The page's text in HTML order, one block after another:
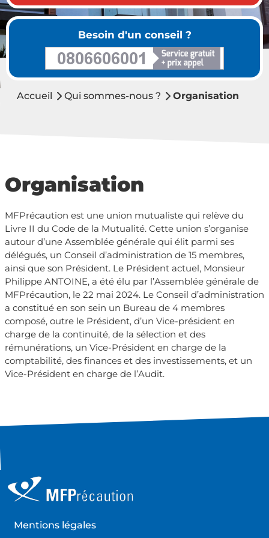
Besoin d'un conseil ?
Accueil Qui sommes-nous ? Organisation
Organisation
MFPrécaution est une union mutualiste qui relève du
Livre II du Code de la Mutualité. Cette union s’organise
autour d’une Assemblée générale qui élit parmi ses
délégués, un Conseil d’administration de 15 membres,
ainsi que son Président. Le Président actuel, Monsieur
Philippe ANTOINE, a été élu par l’Assemblée générale de
MFPrécaution, le 22 mai 2024. Le Conseil d’administration
a constitué en son sein un Bureau de 4 membres
composé, outre le Président, d’un Vice-président en
charge de la continuité, de la sélection et des
rémunérations, un Vice-Président en charge de la
comptabilité, des finances et des investissements, et un
Vice-Président en charge de l’Audit.
Mentions légales